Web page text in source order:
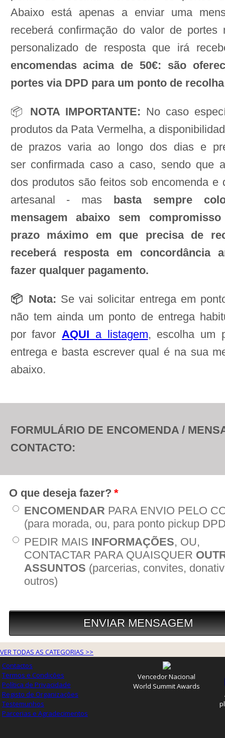
VER TODAS AS CATEGORIAS >>
Contactos
Termos e Condições
Política de Privacidade
Registo de Organizações
Testemunhos
Parcerias e Agradecimentos
Vencedor Nacional
World Summit Awards